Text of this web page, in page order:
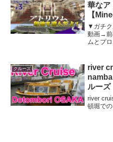
華なア
【
▼ガチク
動画→前
ムとプ
後半に
▼チャ
クルーズ
river
ルーズ
river
頓堀で